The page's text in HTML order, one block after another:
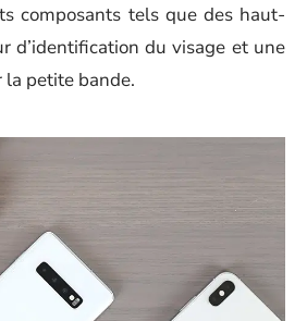
composants tels que des haut-
d’identification du visage et une
petite bande.